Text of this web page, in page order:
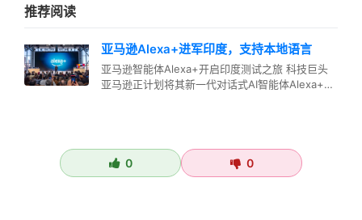
推荐阅读
亚马逊Alexa+进军印度，支持本地语言
亚马逊智能体Alexa+开启印度测试之旅 科技巨头
亚马逊正计划将其新一代对话式AI智能体Alexa+引
0 0